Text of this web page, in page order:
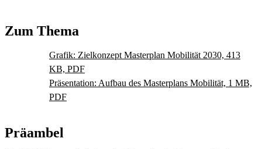
Zum Thema
Grafik: Zielkonzept Masterplan Mobilität 2030, 413
KB, PDF
Präsentation: Aufbau des Masterplans Mobilität, 1 MB,
PDF
Präambel